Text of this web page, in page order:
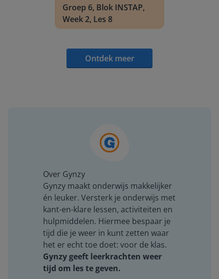
Groep 6, Blok INSTAP,
Week 2, Les 8
Ontdek meer
Over Gynzy
Gynzy maakt onderwijs makkelijker
én leuker. Versterk je onderwijs met
kant-en-klare lessen, activiteiten en
hulpmiddelen. Hiermee bespaar je
tijd die je weer in kunt zetten waar
het er echt toe doet: voor de klas.
Gynzy geeft leerkrachten weer
tijd om les te geven.